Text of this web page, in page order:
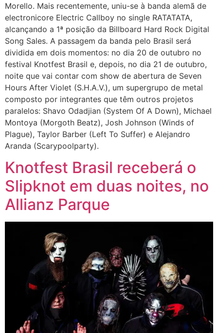
Morello. Mais recentemente, uniu-se à banda alemã de
electronicore Electric Callboy no single RATATATA,
alcançando a 1ª posição da Billboard Hard Rock Digital
Song Sales. A passagem da banda pelo Brasil será
dividida em dois momentos: no dia 20 de outubro no
festival Knotfest Brasil e, depois, no dia 21 de outubro,
noite que vai contar com show de abertura de Seven
Hours After Violet (S.H.A.V.), um supergrupo de metal
composto por integrantes que têm outros projetos
paralelos: Shavo Odadjian (System Of A Down), Michael
Montoya (Morgoth Beatz), Josh Johnson (Winds of
Plague), Taylor Barber (Left To Suffer) e Alejandro
Aranda (Scarypoolparty).
Knotfest Brasil receberá o
Slipknot em duas noites, no
Allianz Parque